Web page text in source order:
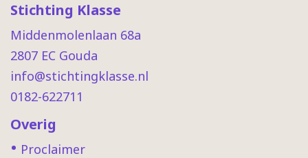
Stichting Klasse
Middenmolenlaan 68a
2807 EC Gouda
info@stichtingklasse.nl
0182-622711
Overig
Proclaimer